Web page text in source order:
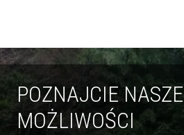
POZNAJCIE NASZE
MOŻLIWOŚCI